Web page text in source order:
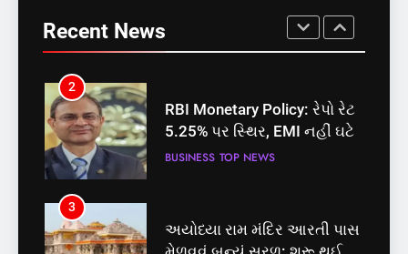
5.25% પર સ્થિર, EMI નહીં ઘટે
3
અયોધ્યા રામ મંદિર આરતી પાસ
મેળવવું બન્યું સરળ: શરૂ થઈ
તત્કાલ સુવિધા, જાણો સંપૂર્ણ
INDIA TOP NEWS
4
‘ગજિની’ અને ‘લગાન’ ફેમ
Recent News
બેઠક પરથી પવન પાંડેને 2027
માટે બનાવાયા ઉમેદવાર
2
RBI Monetary Policy: રેપો રેટ
5.25% પર સ્થિર, EMI નહીં ઘટે
BUSINESS TOP NEWS
3
અયોધ્યા રામ મંદિર આરતી પાસ